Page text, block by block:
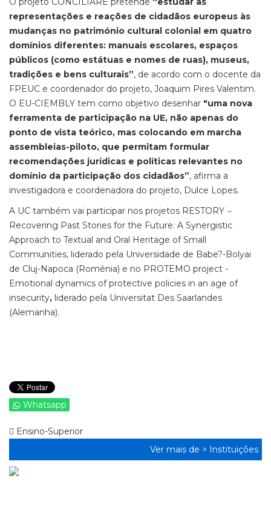
representações e reações de cidadãos europeus às
mudanças no património cultural colonial em quatro
domínios diferentes: manuais escolares, espaços
públicos (como estátuas e nomes de ruas), museus,
tradições e bens culturais”, de acordo com o docente da
FPEUC e coordenador do projeto, Joaquim Pires Valentim.
O EU-CIEMBLY tem como objetivo desenhar "uma nova
ferramenta de participação na UE, não apenas do
ponto de vista teórico, mas colocando em marcha
assembleias-piloto, que permitam formular
recomendações jurídicas e políticas relevantes no
domínio da participação dos cidadãos”, afirma a
investigadora e coordenadora do projeto, Dulce Lopes.
A UC também vai participar nos projetos RESTORY –
Recovering Past Stories for the Future: A Synergistic
Approach to Textual and Oral Heritage of Small
Communities, liderado pela Universidade de Babe?-Bolyai
de Cluj-Napoca (Roménia) e no PROTEMO project -
Emotional dynamics of protective policies in an age of
insecurity, liderado pela Universitat Des Saarlandes
(Alemanha).
Whatsapp
Ensino-Superior
Ver mais de > Instituições